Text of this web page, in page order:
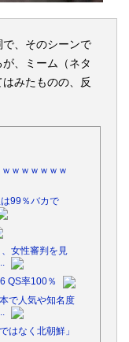
、そのシーンで
、ミーム（ネタ
みたものの、反
ｗｗｗｗｗｗ
99％バカで
女性審判を見
QS率100％
で人気や知名度
はなく北朝鮮」